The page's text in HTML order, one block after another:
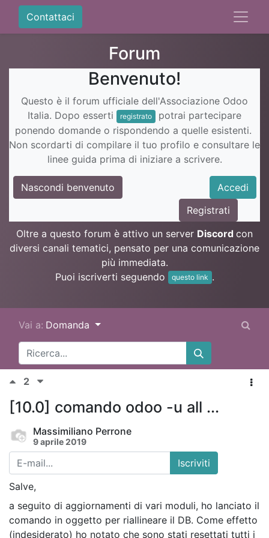
Contattaci
Forum
Benvenuto!
Questo è il forum ufficiale dell'Associazione Odoo
Italia. Dopo esserti
registrato
potrai partecipare
ponendo domande o rispondendo a quelle esistenti.
Non scordarti di compilare il tuo profilo e consultare le
linee guida prima di iniziare a scrivere.
Nascondi benvenuto
Accedi
Registrati
Oltre a questo forum è attivo un server Discord con
diversi canali tematici, pensato per una comunicazione
più immediata.
Puoi iscriverti seguendo
questo link .
Vai a: Domanda
2
[10.0] comando odoo -u all ...
Massimiliano Perrone
9 aprile 2019
Iscriviti
Salve,
a seguito di aggiornamenti di vari moduli, ho lanciato il
comando in oggetto per riallineare il DB. Come effetto
(indesiderato) ho notato che sono stati resettati tutti i